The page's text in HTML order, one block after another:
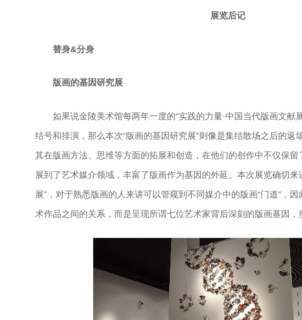
展览后记
替身&分身
版画的基因研究展
如果说金陵美术馆每两年一度的“实践的力量·中国当代版画文献
结号和排演，那么本次“版画的基因研究展”则像是集结散场之后的返
其在版画方法、思维等方面的拓展和创造，在他们的创作中不仅保
展到了艺术媒介领域，丰富了版画作为基因的外延。本次展览确切来
展”，对于熟悉版画的人来讲可以管窥到不同媒介中的版画“门道”，
术作品之间的关系，而是呈现所谓七位艺术家背后深刻的版画基因，